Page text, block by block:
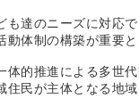
達のニーズに対応
体制の構築が重要と
的推進による多世
民が主体となる地